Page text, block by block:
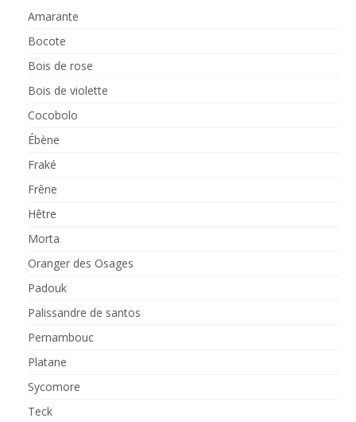
Amarante
Bocote
Bois de rose
Bois de violette
Cocobolo
Ébène
Fraké
Frêne
Hêtre
Morta
Oranger des Osages
Padouk
Palissandre de santos
Pernambouc
Platane
Sycomore
Teck